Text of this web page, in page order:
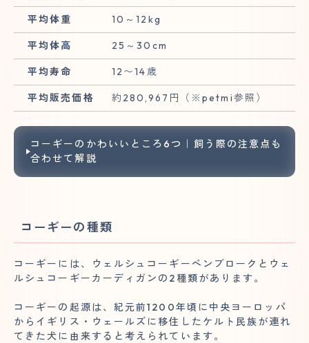
平均体重 10～12kg
平均体高 25～30cm
平均寿命 12〜14歳
平均販売価格 約280,967円（※petmi参照）
コーギーのかわいいところ6つ｜飼う際の注意点も
合わせて解説
コーギーの種類
コーギーには、ウェルシュコーギーペンブロークとウェ
ルシュコーギーカーディガンの2種類があります。
コーギーの起源は、紀元前1200年頃に中央ヨーロッパ
からイギリス・ウェールズに移住したケルト民族が連れ
てきた犬に由来すると考えられています。